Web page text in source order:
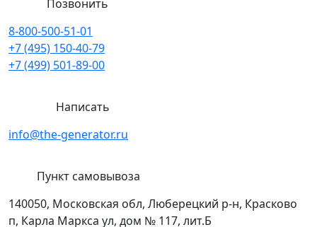
Позвонить
8-800-500-51-01
+7 (495) 150-40-79
+7 (499) 501-89-00
Написать
info@the-generator.ru
Пункт самовывоза
140050, Московская обл, Люберецкий р-н, Красково
п, Карла Маркса ул, дом № 117, лит.Б